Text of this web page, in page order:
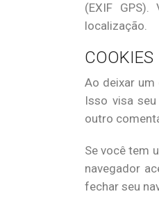
(EXIF
localização.
COOKIES
Ao deixar um
Isso visa
outro
Se você tem
navegador
fechar seu